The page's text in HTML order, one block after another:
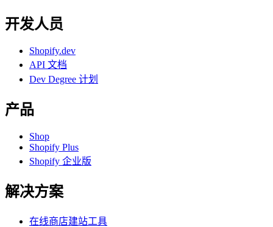
开发人员
Shopify.dev
API 文档
Dev Degree 计划
产品
Shop
Shopify Plus
Shopify 企业版
解决方案
在线商店建站工具